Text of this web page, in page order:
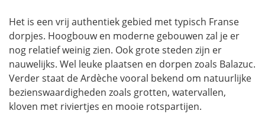
Het is een vrij authentiek gebied met typisch Franse
dorpjes. Hoogbouw en moderne gebouwen zal je er
nog relatief weinig zien. Ook grote steden zijn er
nauwelijks. Wel leuke plaatsen en dorpen zoals Balazuc.
Verder staat de Ardèche vooral bekend om natuurlijke
bezienswaardigheden zoals grotten, watervallen,
kloven met riviertjes en mooie rotspartijen.